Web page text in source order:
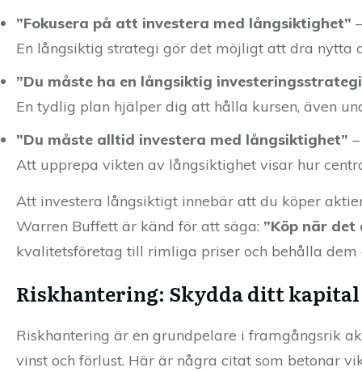
”Fokusera på att investera med långsiktighet”
En långsiktig strategi gör det möjligt att dra nytta
”Du måste ha en långsiktig
En tydlig plan hjälper dig att hålla kursen, även
”Du måste alltid investera med långsiktighet”
Att upprepa vikten av långsiktighet visar hur
Att investera långsiktigt innebär att du köper
Warren Buffett är känd för att säga: ”Köp när
kvalitetsföretag till rimliga priser och behålla dem
Riskhantering: Skydda ditt kapital
Riskhantering är en grundpelare i framgångsrik
vinst och förlust. Här är några citat som betonar